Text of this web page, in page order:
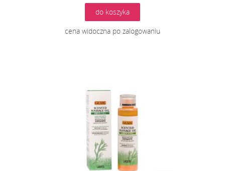
do koszyka
cena widoczna po zalogowaniu